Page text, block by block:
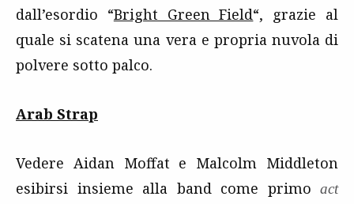
dall’esordio “Bright Green Field“, grazie al
quale si scatena una vera e propria nuvola di
polvere sotto palco.
Arab Strap
Vedere Aidan Moffat e Malcolm Middleton
esibirsi insieme alla band come primo act